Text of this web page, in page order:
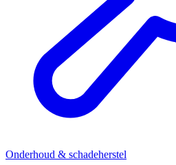
Onderhoud & schadeherstel